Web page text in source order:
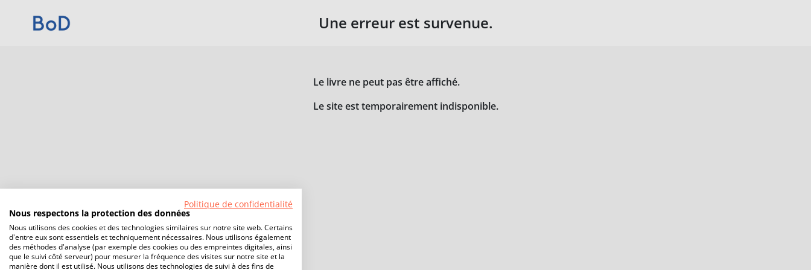
Une erreur est survenue.
Le livre ne peut pas être affiché.
Le site est temporairement indisponible.
Politique de confidentialité
Nous respectons la protection des données
Nous utilisons des cookies et des technologies similaires sur notre site web. Certains
d'entre eux sont essentiels et techniquement nécessaires. Nous utilisons également
des méthodes d'analyse (par exemple des cookies ou des empreintes digitales, ainsi
que le suivi côté serveur) pour mesurer la fréquence des visites sur notre site et la
manière dont il est utilisé. Nous utilisons des technologies de suivi à des fins de